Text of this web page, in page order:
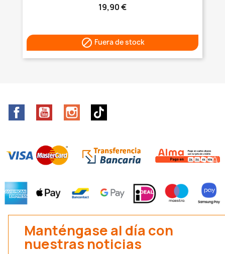
19,90 €
 Fuera de stock
FacebookYouTube Instagram
Manténgase al día con
nuestras noticias